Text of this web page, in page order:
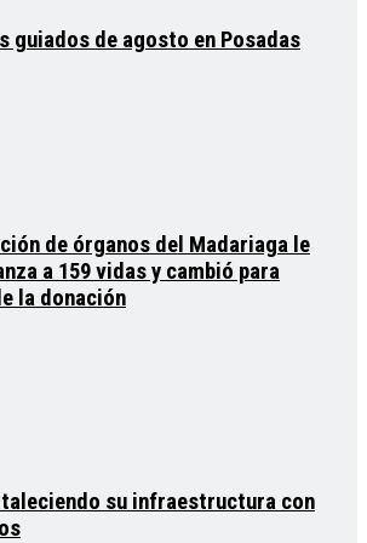
guiados de agosto en Posadas
de órganos del Madariaga le
a 159 vidas y cambió para
la donación
su infraestructura con